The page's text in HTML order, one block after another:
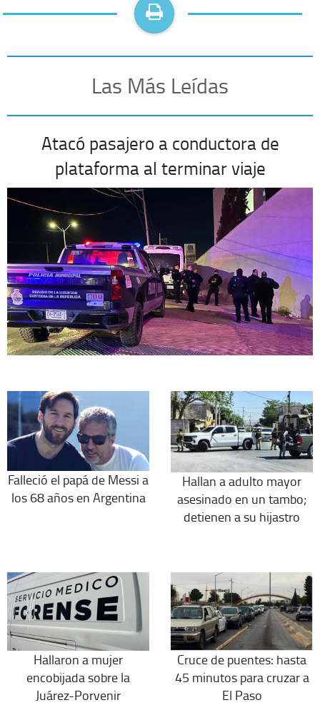
Las Más Leídas
Atacó pasajero a conductora de
plataforma al terminar viaje
Falleció el papá de Messi a
los 68 años en Argentina
Hallan a adulto mayor
asesinado en un tambo;
detienen a su hijastro
Hallaron a mujer
encobijada sobre la
Juárez-Porvenir
Cruce de puentes: hasta
45 minutos para cruzar a
El Paso